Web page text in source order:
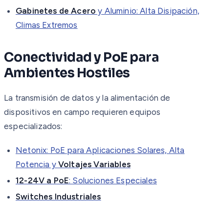
Gabinetes de Acero y Aluminio: Alta Disipación,
Climas Extremos
Conectividad y PoE para
Ambientes Hostiles
La transmisión de datos y la alimentación de
dispositivos en campo requieren equipos
especializados:
Netonix: PoE para Aplicaciones Solares, Alta
Potencia y Voltajes Variables
12-24V a PoE: Soluciones Especiales
Switches Industriales